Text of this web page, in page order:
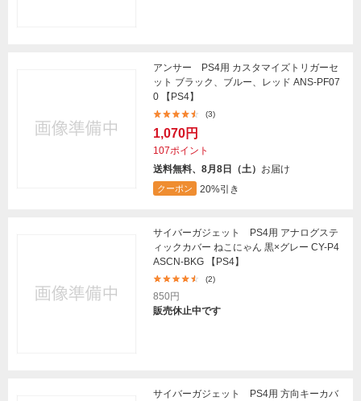
アンサー PS4用 カスタマイズトリガーセ
ット ブラック、ブルー、レッド ANS-PF07
0 【PS4】
(3)
1,070円
107ポイント
送料無料、8月8日（土） お届け
クーポン 20%引き
サイバーガジェット PS4用 アナログステ
ィックカバー ねこにゃん 黒×グレー CY-P4
ASCN-BKG 【PS4】
(2)
850円
販売休止中です
サイバーガジェット PS4用 方向キーカバ